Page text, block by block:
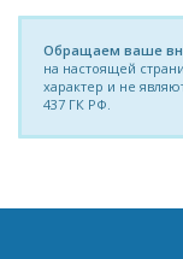
Обращаем ваше
на настоящей
характер и не
437 ГК РФ.